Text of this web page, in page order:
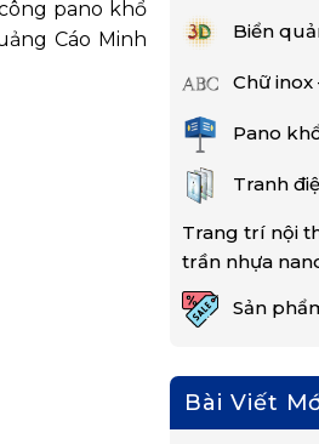
pano khổ
Cáo Minh
Biển
Chữ inox
Pano
Tranh
Trang trí nội
trần nhựa
Sản
Bài Viết